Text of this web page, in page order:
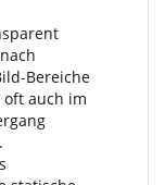
Bereiche
auch im